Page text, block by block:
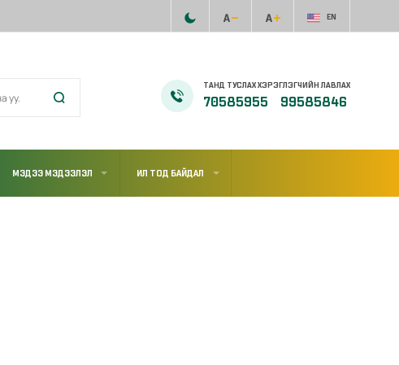
EN
ТАНД ТУСЛАХ ХЭРЭГЛЭГЧИЙН ЛАВЛАХ
70585955 99585846
МЭДЭЭ МЭДЭЭЛЭЛ ИЛ ТОД БАЙДАЛ